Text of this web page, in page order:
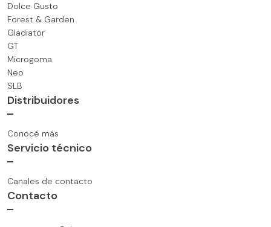
Dolce Gusto
Forest & Garden
Gladiator
GT
Microgoma
Neo
SLB
Distribuidores
Conocé más
Servicio técnico
Canales de contacto
Contacto